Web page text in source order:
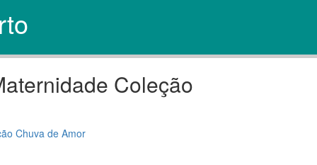
Coleção
Chuva de Amor